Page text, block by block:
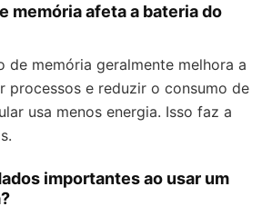
memória afeta a bateria do
de memória geralmente melhora a
processos e reduzir o consumo de
usa menos energia. Isso faz a
importantes ao usar um